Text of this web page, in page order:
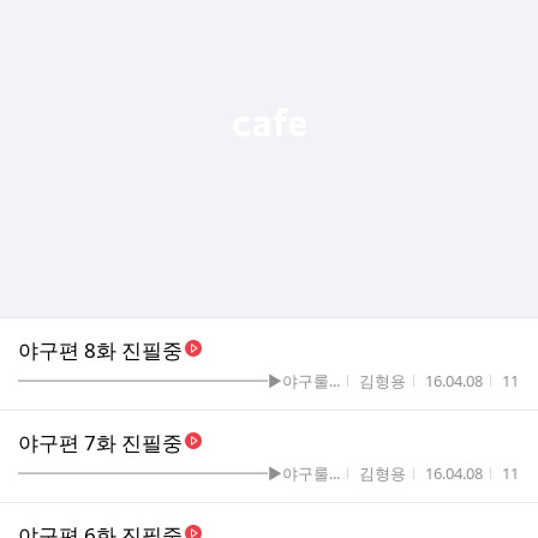
야구편 8화 진필중
게시판명
━━━━━━━━━━━━━━━━▶야구룰... 작성자
김형용 작성시간
16.04.08 조회
11
야구편 7화 진필중
게시판명
━━━━━━━━━━━━━━━━▶야구룰... 작성자
김형용 작성시간
16.04.08 조회
11